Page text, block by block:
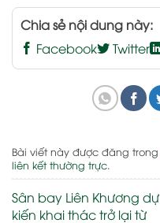
Chia sẻ nội dung này:
Facebook
Twitter
Bài viết này được đăng trong
liên kết thường trực.
Sân bay Liên Khương dự
kiến khai thác trở lại từ